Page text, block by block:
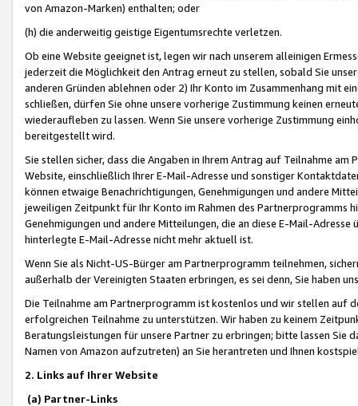
von Amazon-Marken) enthalten; oder
(h) die anderweitig geistige Eigentumsrechte verletzen.
Ob eine Website geeignet ist, legen wir nach unserem alleinigen
jederzeit die Möglichkeit den Antrag erneut zu stellen, sobald Sie
anderen Gründen ablehnen oder 2) Ihr Konto im Zusammenhang mit
schließen, dürfen Sie ohne unsere vorherige Zustimmung keinen
wiederaufleben zu lassen. Wenn Sie unsere vorherige Zustimmung
bereitgestellt wird.
Sie stellen sicher, dass die Angaben in Ihrem Antrag auf Teilnahme
Website, einschließlich Ihrer E-Mail-Adresse und sonstiger
können etwaige Benachrichtigungen, Genehmigungen und andere
jeweiligen Zeitpunkt für Ihr Konto im Rahmen des Partnerprogramms
Genehmigungen und andere Mitteilungen, die an diese E-Mail-
hinterlegte E-Mail-Adresse nicht mehr aktuell ist.
Wenn Sie als Nicht-US-Bürger am Partnerprogramm teilnehmen,
außerhalb der Vereinigten Staaten erbringen, es sei denn, Sie haben
Die Teilnahme am Partnerprogramm ist kostenlos und wir stellen auf
erfolgreichen Teilnahme zu unterstützen. Wir haben zu keinem
Beratungsleistungen für unsere Partner zu erbringen; bitte lassen Sie
Namen von Amazon aufzutreten) an Sie herantreten und Ihnen
2. Links auf Ihrer Website
(a) Partner-Links